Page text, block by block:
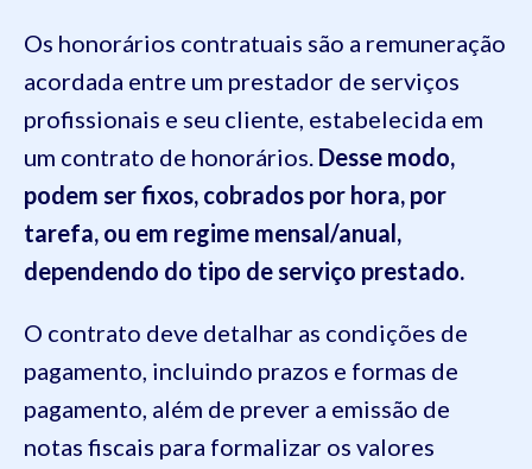
Os honorários contratuais são a remuneração
acordada entre um prestador de serviços
profissionais e seu cliente, estabelecida em
um contrato de honorários. Desse modo,
podem ser fixos, cobrados por hora, por
tarefa, ou em regime mensal/anual,
dependendo do tipo de serviço prestado.
O contrato deve detalhar as condições de
pagamento, incluindo prazos e formas de
pagamento, além de prever a emissão de
notas fiscais para formalizar os valores